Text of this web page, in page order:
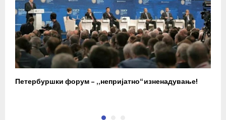
Петербуршки форум – „непријатно“ изненадување!